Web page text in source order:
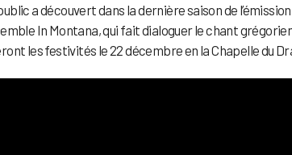
a découvert dans la dernière saison de l’émission
In Montana, qui fait dialoguer le chant
les festivités le 22 décembre en la Chapelle du